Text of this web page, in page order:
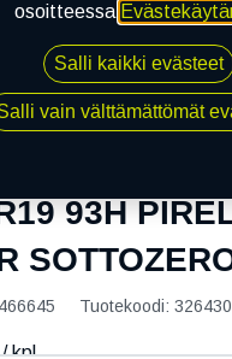
93H PIRELLI WINTER
93H
Tuotekoodi: 326430
/ kpl
osoitteessa
Salli kaikki evästeet
vain välttämättömät